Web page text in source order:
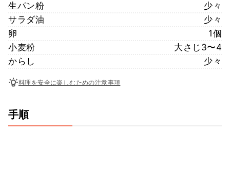
生パン粉
少々
サラダ油
少々
卵
1個
小麦粉
大さじ3〜4
からし
少々
料理を安全に楽しむための注意事項
手順